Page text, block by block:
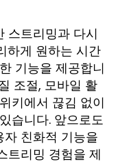
스트리밍과 다시
하게 원하는 시간
기능을 제공합니
조절, 모바일 활
키에서 끊김 없이
습니다. 앞으로도
친화적 기능을
트리밍 경험을 제